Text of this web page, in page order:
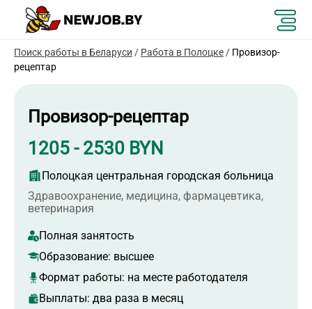
Поиск работы в Беларуси / Работа в Полоцке / Провизор-
рецептар
Провизор-рецептар
1205 - 2530 BYN
Полоцкая центральная городская больница
Здравоохранение, медицина, фармацевтика,
ветеринария
Полная занятость
Образование: высшее
Формат работы: на месте работодателя
Выплаты: два раза в месяц